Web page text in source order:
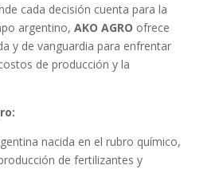
cada decisión cuenta para la
argentino, AKO AGRO ofrece
y de vanguardia para enfrentar
de producción y la
nacida en el rubro químico,
de fertilizantes y